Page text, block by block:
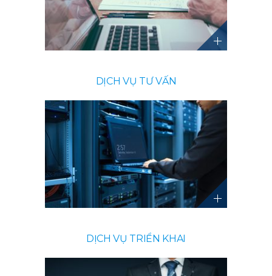
DỊCH VỤ TƯ VẤN
DỊCH VỤ TRIỂN KHAI